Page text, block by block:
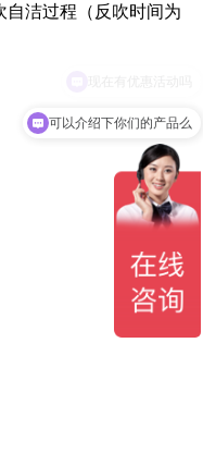
洁过程（反吹时间为
可以介绍下你们的产品么